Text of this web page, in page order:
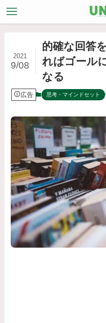
的確な回答
ればゴール
なる
2021
9/08
広告 思考・マインドセット